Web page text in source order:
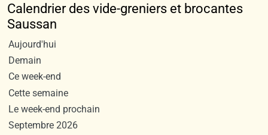
Calendrier des vide-greniers et brocantes
Saussan
Aujourd'hui
Demain
Ce week-end
Cette semaine
Le week-end prochain
Septembre 2026